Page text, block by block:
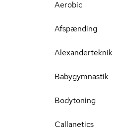
Aerobic
Afspænding
Alexanderteknik
Babygymnastik
Bodytoning
Callanetics